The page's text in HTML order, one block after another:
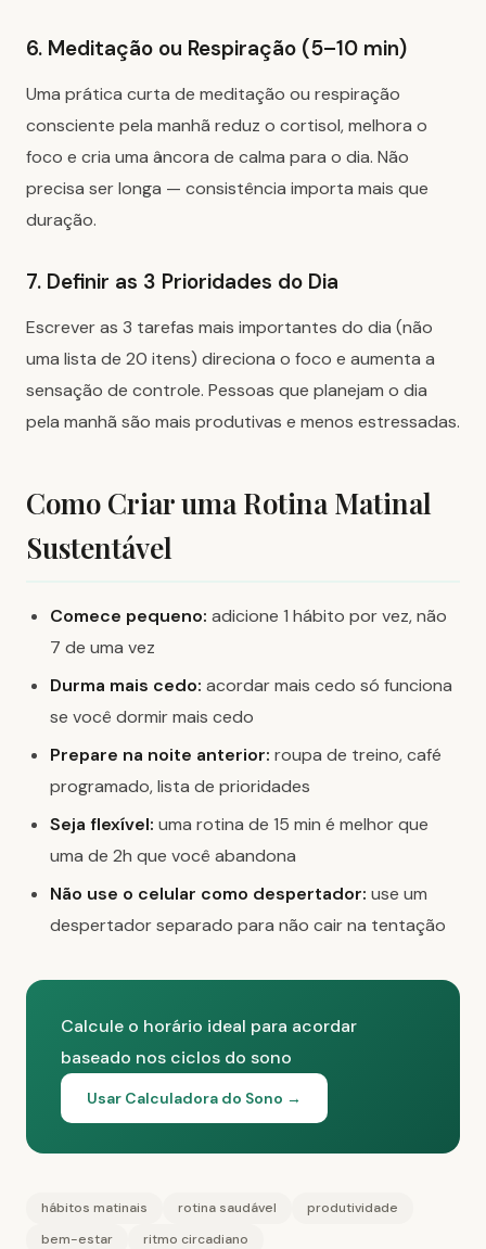
6. Meditação ou Respiração (5–10 min)
Uma prática curta de meditação ou respiração
consciente pela manhã reduz o cortisol, melhora o
foco e cria uma âncora de calma para o dia. Não
precisa ser longa — consistência importa mais que
duração.
7. Definir as 3 Prioridades do Dia
Escrever as 3 tarefas mais importantes do dia (não
uma lista de 20 itens) direciona o foco e aumenta a
sensação de controle. Pessoas que planejam o dia
pela manhã são mais produtivas e menos estressadas.
Como Criar uma Rotina Matinal
Sustentável
Comece pequeno: adicione 1 hábito por vez, não
7 de uma vez
Durma mais cedo: acordar mais cedo só funciona
se você dormir mais cedo
Prepare na noite anterior: roupa de treino, café
programado, lista de prioridades
Seja flexível: uma rotina de 15 min é melhor que
uma de 2h que você abandona
Não use o celular como despertador: use um
despertador separado para não cair na tentação
Calcule o horário ideal para acordar
baseado nos ciclos do sono
Usar Calculadora do Sono →
hábitos matinais rotina saudável
produtividade
bem-estar
ritmo circadiano